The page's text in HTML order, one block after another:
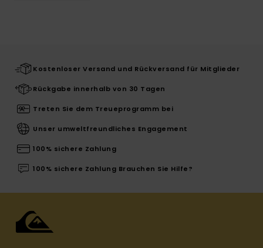
Kostenloser Versand und Rückversand für Mitglieder
Rückgabe innerhalb von 30 Tagen
Treten Sie dem Treueprogramm bei
Unser umweltfreundliches Engagement
100% sichere Zahlung
100% sichere Zahlung Brauchen Sie Hilfe?